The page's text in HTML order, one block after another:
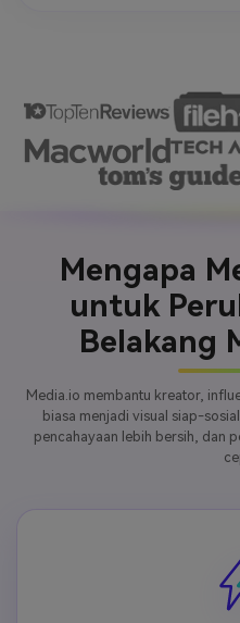
Mengapa
untuk
Belakang
Media.io membantu kreator,
biasa menjadi visual siap-
pencahayaan lebih bersih, dan